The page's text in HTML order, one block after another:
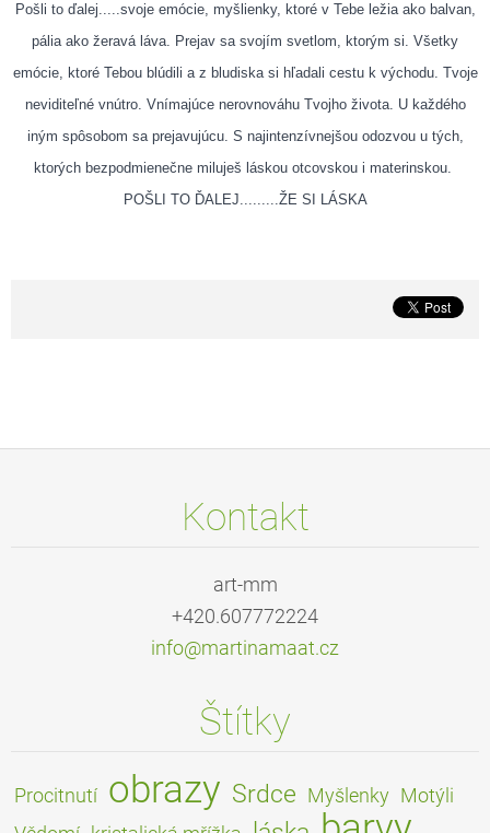
Pošli to ďalej.....svoje emócie, myšlienky, ktoré v Tebe ležia ako balvan,
pália ako žeravá láva. Prejav sa svojím svetlom, ktorým si. Všetky
emócie, ktoré Tebou blúdili a z bludiska si hľadali cestu k východu. Tvoje
neviditeľné vnútro. Vnímajúce nerovnováhu Tvojho života. U každého
iným spôsobom sa prejavujúcu. S najintenzívnejšou odozvou u tých,
ktorých bezpodmienečne miluješ láskou otcovskou i materinskou.
POŠLI TO ĎALEJ.........ŽE SI LÁSKA
Kontakt
art-mm
+420.607772224
info@martinamaat.cz
Štítky
Procitnutí obrazy Srdce Myšlenky Motýli